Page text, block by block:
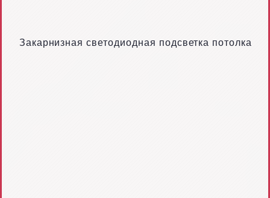
Закарнизная светодиодная подсветка потолка